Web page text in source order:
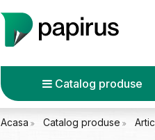
Catalog produse
Acasa Catalog produse